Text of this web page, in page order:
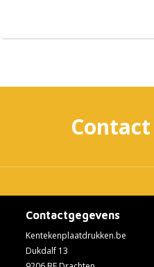
Contactgegevens
Kentekenplaatdrukken.be
Dukdalf 13